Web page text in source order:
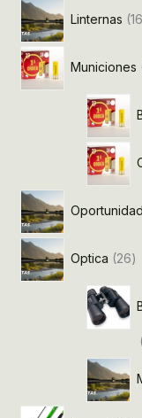
Linternas 16
Municiones
Optica 26